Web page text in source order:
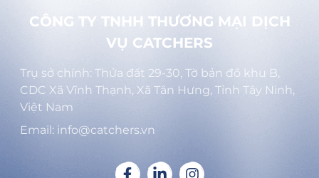
CÔNG TY TNHH THƯƠNG MẠI DỊCH
VỤ CATCHERS
Trụ sở chính: Thửa đất 29-30, Tờ bản đồ khu B,
CDC Xã Vĩnh Thạnh, Xã Tân Hưng, Tỉnh Tây Ninh,
Việt Nam
Email: info@catchers.vn